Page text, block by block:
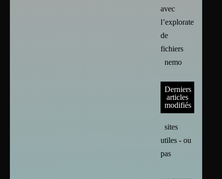
avec
l’explorateur
de
fichiers
nemo
Derniers
articles
modifiés
sites
utiles - ou
pas